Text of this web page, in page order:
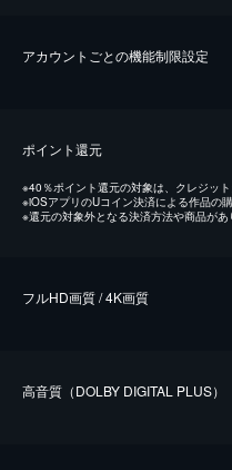
アカウントごとの機能制限設定
ポイント還元
※40％ポイント還元の対象は、クレジッ
※iOSアプリのUコイン決済による作品の
※還元の対象外となる決済方法や商品が
フルHD画質 / 4K画質
⾼⾳質（DOLBY DIGITAL PLUS）